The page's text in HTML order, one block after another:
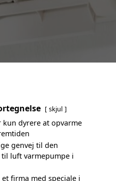
skjul
kun dyrere at opvarme
genvej til den
luft varmepumpe i
et firma med speciale i